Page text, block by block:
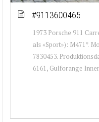
#9113600465
1973 Porsche 911
als «Sport»): M471*.
7830453.
6161, Gulforange